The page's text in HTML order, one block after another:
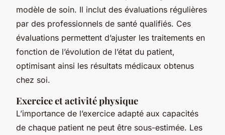
modèle de soin. Il inclut des évaluations régulières
par des professionnels de santé qualifiés. Ces
évaluations permettent d’ajuster les traitements en
fonction de l’évolution de l’état du patient,
optimisant ainsi les résultats médicaux obtenus
chez soi.
Exercice et activité physique
L’importance de l’exercice adapté aux capacités
de chaque patient ne peut être sous-estimée. Les